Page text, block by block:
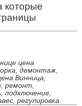
которые
цена
демонтаж,
Винница,
ремонт,
подключение,
регулировка.